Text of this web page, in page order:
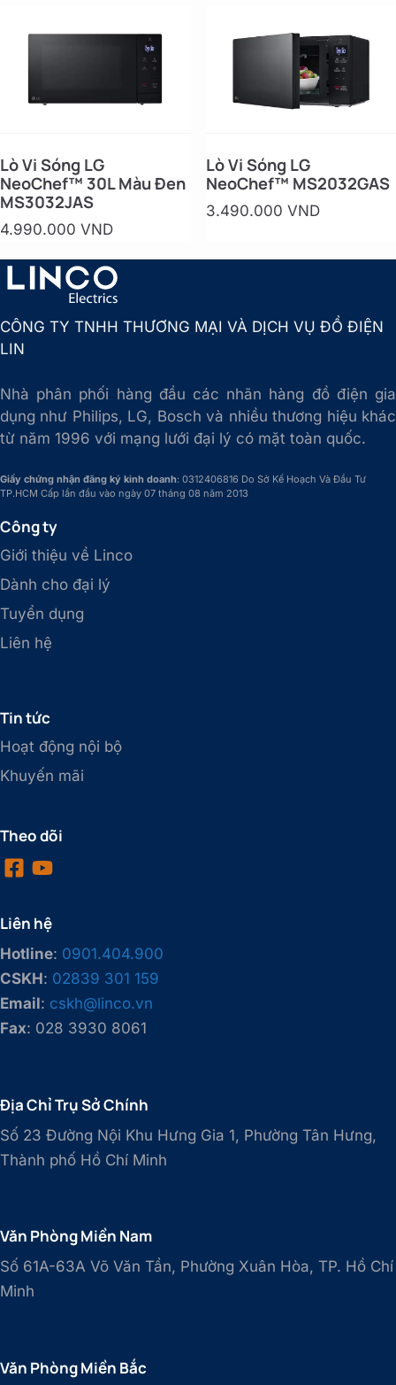
Lò Vi Sóng LG
NeoChef™ 30L Màu Đen
MS3032JAS
4.990.000 VND
Lò Vi Sóng LG
NeoChef™ MS2032GAS
3.490.000 VND
CÔNG TY TNHH THƯƠNG MẠI VÀ DỊCH VỤ ĐỒ ĐIỆN
LIN
Nhà phân phối hàng đầu các nhãn hàng đồ điện gia
dụng như Philips, LG, Bosch và nhiều thương hiệu khác
từ năm 1996 với mạng lưới đại lý có mặt toàn quốc.
Giấy chứng nhận đăng ký kinh doanh: 0312406816 Do Sở Kế Hoạch Và Đầu Tư
TP.HCM Cấp lần đầu vào ngày 07 tháng 08 năm 2013
Công ty
Giới thiệu về Linco
Dành cho đại lý
Tuyển dụng
Liên hệ
Tin tức
Hoạt động nội bộ
Khuyến mãi
Theo dõi
Liên hệ
Hotline: 0901.404.900
CSKH: 02839 301 159
Email: cskh@linco.vn
Fax: 028 3930 8061
Địa Chỉ Trụ Sở Chính
Số 23 Đường Nội Khu Hưng Gia 1, Phường Tân Hưng,
Thành phố Hồ Chí Minh
Văn Phòng Miền Nam
Số 61A-63A Võ Văn Tần, Phường Xuân Hòa, TP. Hồ Chí
Minh
Văn Phòng Miền Bắc